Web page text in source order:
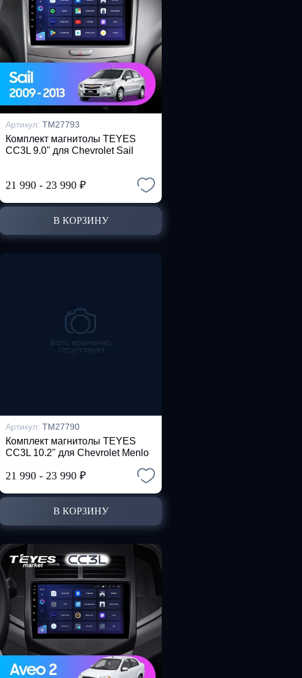
Артикул: TM27793
Комплект магнитолы TEYES
CC3L 9.0" для Chevrolet Sail
21 990 - 23 990 ₽
В КОРЗИНУ
Артикул: TM27790
Комплект магнитолы TEYES
CC3L 10.2" для Chevrolet Menlo
21 990 - 23 990 ₽
В КОРЗИНУ